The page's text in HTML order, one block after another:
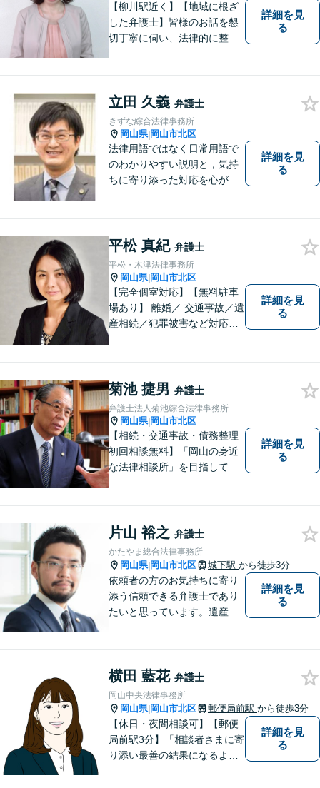
【柳川駅近く】【地域に根ざ
した弁護士】皆様のお話を懇
切丁寧に伺い、法律的に整理
少しでも解決されますよう，
誠心誠意努力いたす所存で
す。皆様方のご来所をお待ち
しております。
詳細を見
る
立田 久義 弁護士
きずな綜合法律事務所
岡山県|岡山市北区
法律用語ではなく日常用語で
のわかりやすい説明と，気持
ちに寄り添った対応を心がけ
詳細を見
る
平松 真紀 弁護士
平松・木津法律事務所
岡山県|岡山市北区
【完全個室対応】【無料駐車
場あり】 離婚／ 交通事故／遺
産相続／犯罪被害など対応可
詳細を見
る
菊池 捷男 弁護士
弁護士法人菊池綜合法律事務所
岡山県|岡山市北区
【相続・交通事故・債務整理
初回相談無料】「岡山の身近
な法律相談所」を目指してい
んなささいなことでも構いま
せん。お気軽にご相談くださ
い。【土曜日も受付可能】
【専用駐車場あり】
詳細を見
る
片山 裕之 弁護士
かたやま総合法律事務所
岡山県|岡山市北区 城下駅 から徒歩3分
依頼者の方のお気持ちに寄り
添う信頼できる弁護士であり
たいと思っています。遺産分
にご相談ください。
詳細を見
る
横田 藍花 弁護士
岡山中央法律事務所
岡山県|岡山市北区 郵便局前駅 から徒歩3分
【休日・夜間相談可】【郵便
局前駅3分】「相談者さまに寄
り添い最善の結果になるよう
詳細を見
る